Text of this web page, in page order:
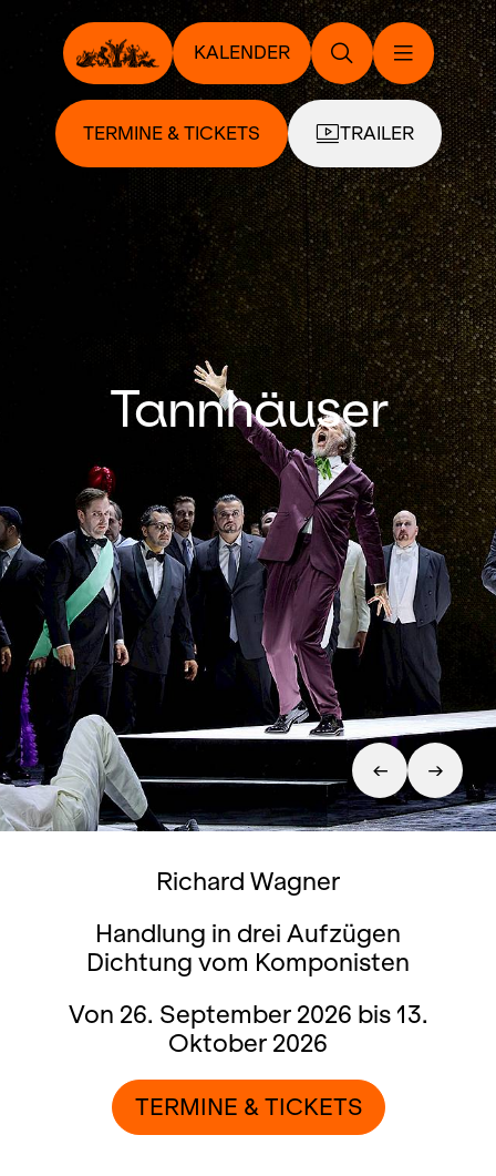
KALENDER
TERMINE & TICKETS TRAILER
Tannhäuser
Richard Wagner
Handlung in drei Aufzügen
Dichtung vom Komponisten
Von 26. September 2026 bis 13.
Oktober 2026
TERMINE & TICKETS